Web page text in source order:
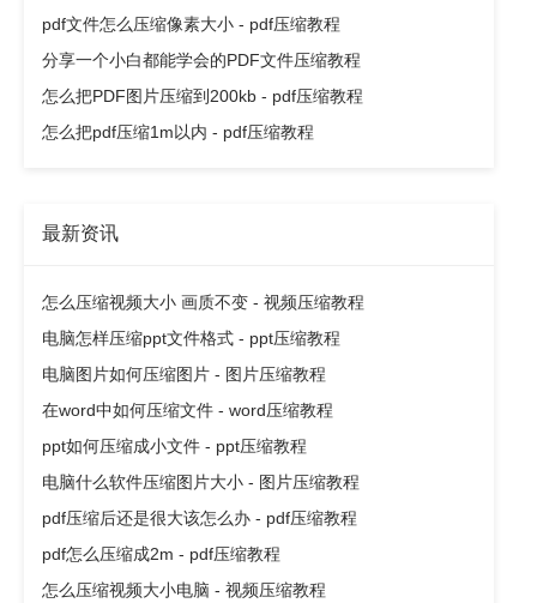
pdf文件怎么压缩像素大小 - pdf压缩教程
分享一个小白都能学会的PDF文件压缩教程
怎么把PDF图片压缩到200kb - pdf压缩教程
怎么把pdf压缩1m以内 - pdf压缩教程
最新资讯
怎么压缩视频大小 画质不变 - 视频压缩教程
电脑怎样压缩ppt文件格式 - ppt压缩教程
电脑图片如何压缩图片 - 图片压缩教程
在word中如何压缩文件 - word压缩教程
ppt如何压缩成小文件 - ppt压缩教程
电脑什么软件压缩图片大小 - 图片压缩教程
pdf压缩后还是很大该怎么办 - pdf压缩教程
pdf怎么压缩成2m - pdf压缩教程
怎么压缩视频大小电脑 - 视频压缩教程